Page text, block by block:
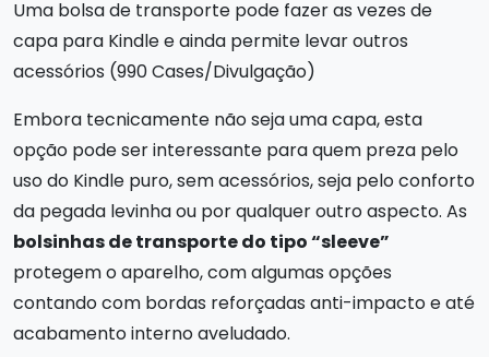
Uma bolsa de transporte pode fazer as vezes de
capa para Kindle e ainda permite levar outros
acessórios (990 Cases/Divulgação)
Embora tecnicamente não seja uma capa, esta
opção pode ser interessante para quem preza pelo
uso do Kindle puro, sem acessórios, seja pelo conforto
da pegada levinha ou por qualquer outro aspecto. As
bolsinhas de transporte do tipo “sleeve”
protegem o aparelho, com algumas opções
contando com bordas reforçadas anti-impacto e até
acabamento interno aveludado.